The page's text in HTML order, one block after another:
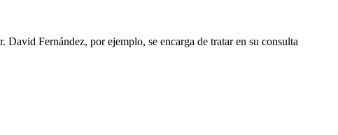
Fernández, por ejemplo, se encarga de tratar en su consulta